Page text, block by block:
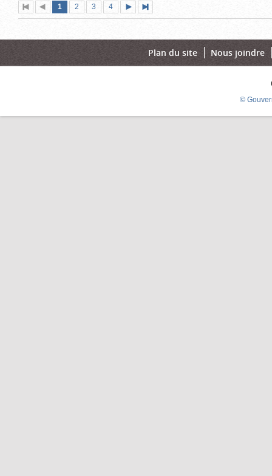
Première
page
Page
précédente
Page
1 (page
actuelle)
Page
2 Page
3 Page
4
suivante
page
Plan du site Nous joindre
©